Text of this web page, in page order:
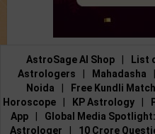
AstroSage AI Shop List
Astrologers
Mahadasha
Noida
Free Kundli Match
Horoscope
KP Astrology
App
Global Media
Astrologer
10 Crore